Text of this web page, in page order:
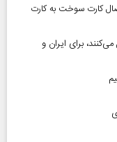
کارت سوخت به کارت
برای ایران و